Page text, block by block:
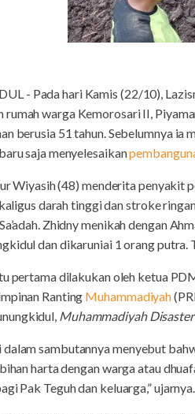
- Pada hari Kamis (22/10),
rumah warga Kemorosari II,
berusia 51 tahun. Sebelumnya ia
saja menyelesaikan
Wiyasih (48) menderita penyakit
darah tinggi dan stroke
Zhidny menikah dengan
dan dikaruniai 1 orang putra.
pertama dilakukan oleh ketua
Ranting Muhammadiyah
Muhammadiyah
dalam sambutannya menyebut
harta dengan warga atau
Pak Teguh dan keluarga,” ujarnya.